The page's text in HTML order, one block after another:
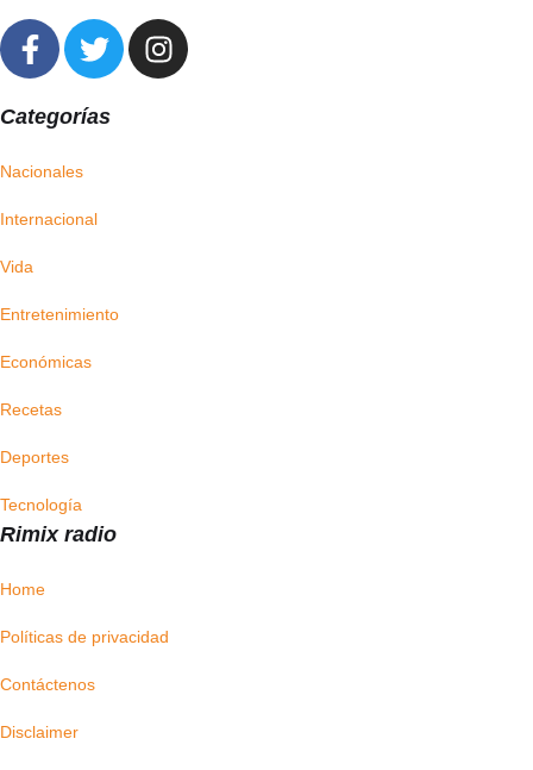
Rimix radio
Home
Políticas de privacidad
Contáctenos
Disclaimer
Categorías
Nacionales
Internacional
Vida
Entretenimiento
Económicas
Recetas
Deportes
Tecnología